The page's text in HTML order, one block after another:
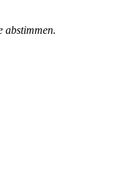
abstimmen.